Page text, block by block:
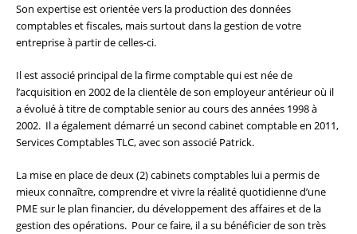
Son expertise est orientée vers la production des données
comptables et fiscales, mais surtout dans la gestion de votre
entreprise à partir de celles-ci.
Il est associé principal de la firme comptable qui est née de
l’acquisition en 2002 de la clientèle de son employeur antérieur où il
a évolué à titre de comptable senior au cours des années 1998 à
2002. Il a également démarré un second cabinet comptable en 2011,
Services Comptables TLC, avec son associé Patrick.
La mise en place de deux (2) cabinets comptables lui a permis de
mieux connaître, comprendre et vivre la réalité quotidienne d’une
PME sur le plan financier, du développement des affaires et de la
gestion des opérations. Pour ce faire, il a su bénéficier de son très